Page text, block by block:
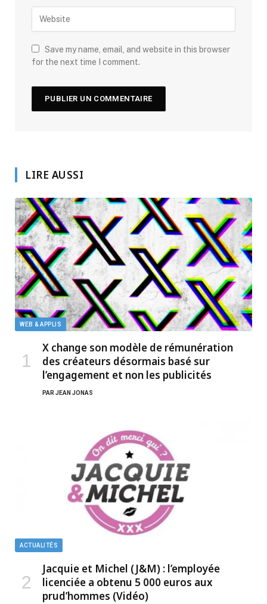
Save my name, email, and website in this browser
for the next time I comment.
LIRE AUSSI
WEB & APPLIS
X change son modèle de rémunération
des créateurs désormais basé sur
l’engagement et non les publicités
PAR JEAN JONAS
ACTUALITÉS
Jacquie et Michel (J&M) : l’employée
licenciée a obtenu 5 000 euros aux
prud’hommes (Vidéo)